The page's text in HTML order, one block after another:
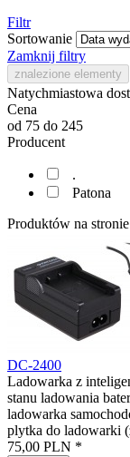
Filtr
Sortowanie
Zamknij filtry
znalezione elementy
Natychmiastowa
Cena
od 75 do 245
Producent
.
Patona
Produktów na stronie
DC-2400
Ladowarka z
stanu ladowania
ladowarka
plytka do ladowarki
75,00 PLN *